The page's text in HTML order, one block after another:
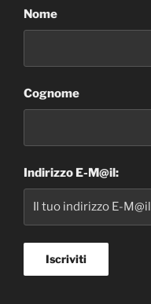
Nome
Cognome
Indirizzo E-M@il: